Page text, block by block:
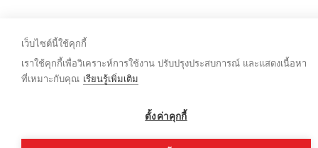
เว็บไซต์นี้ใช้คุกกี้
เราใช้คุกกี้เพื่อวิเคราะห์การใช้งาน ปรับปรุงประสบการณ์ และแสดงเนื้อหา
ที่เหมาะกับคุณ เรียนรู้เพิ่มเติม
ตั้งค่าคุกกี้